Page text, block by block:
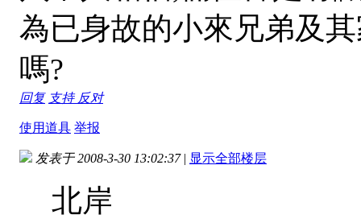
為已身故的小來兄弟及
嗎?
回复 支持 反对
使用道具 举报
发表于 2008-3-30 13:02:37 | 显示全部楼层
北岸